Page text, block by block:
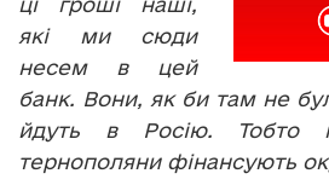
які ми сюди
несем в цей
банк. Вони, як би там не
йдуть в Росію. Тобто
тернополяни фінансують